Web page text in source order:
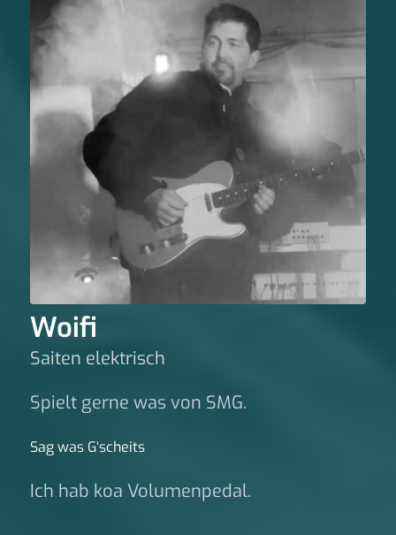
Woifi
Saiten elektrisch
Spielt gerne was von SMG.
Sag was G‘scheits
Ich hab koa Volumenpedal.